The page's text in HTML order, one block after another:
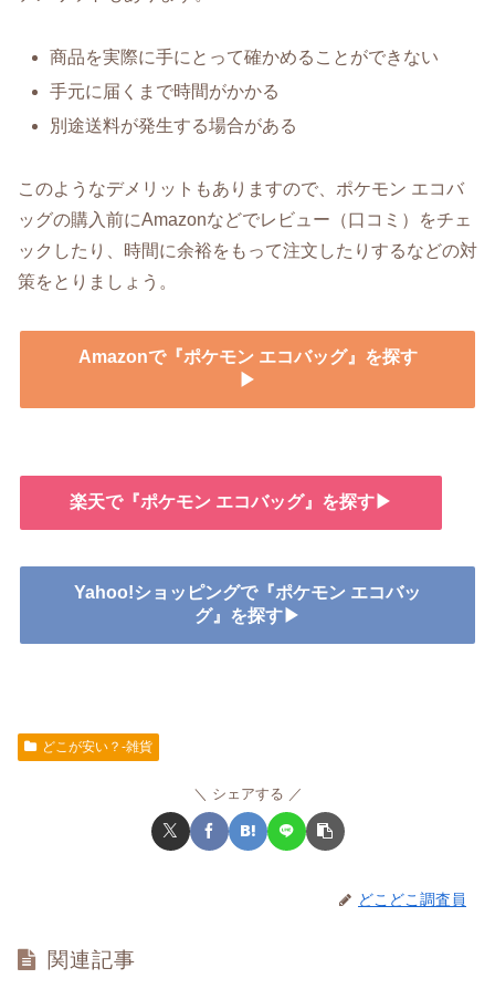
商品を実際に手にとって確かめることができない
手元に届くまで時間がかかる
別途送料が発生する場合がある
このようなデメリットもありますので、ポケモン エコバ
ッグの購入前にAmazonなどでレビュー（口コミ）をチェ
ックしたり、時間に余裕をもって注文したりするなどの対
策をとりましょう。
Amazonで『ポケモン エコバッグ』を探す
▶
楽天で『ポケモン エコバッグ』を探す▶
Yahoo!ショッピングで『ポケモン エコバッ
グ』を探す▶
どこが安い？-雑貨
シェアする
どこどこ調査員
関連記事